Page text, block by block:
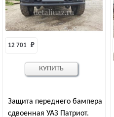
Защита переднего бампера
сдвоенная УАЗ Патриот.
12 701 ₽
КУПИТЬ